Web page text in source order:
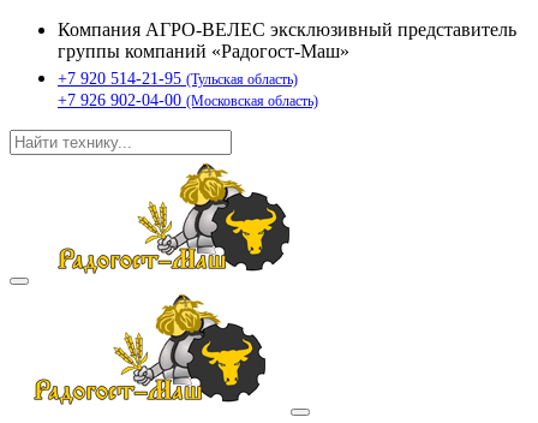
Компания АГРО-ВЕЛЕС эксклюзивный представитель
группы компаний «Радогост-Маш»
+7 920 514-21-95 (Тульская область)
+7 926 902-04-00 (Московская область)